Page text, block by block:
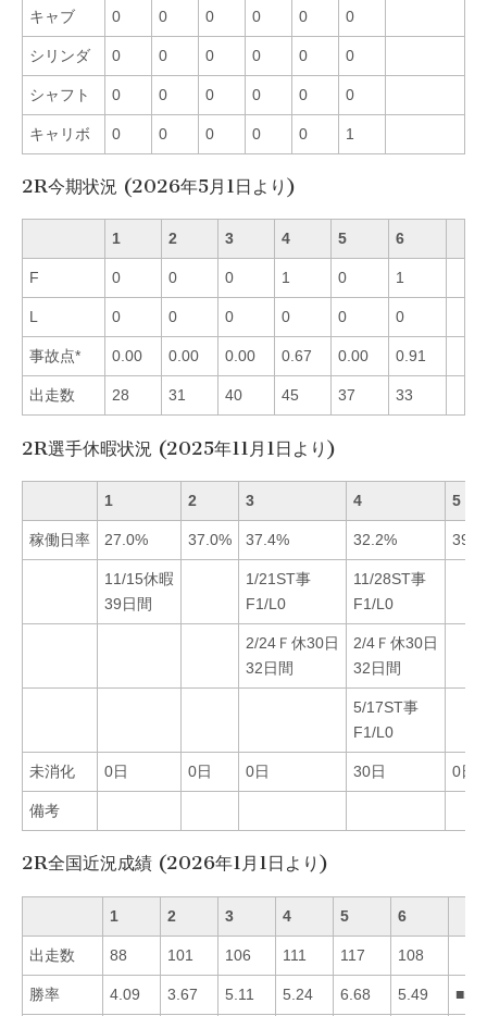
キャブ 0 0 0 0 0 0
シリンダ 0 0 0 0 0 0
シャフト 0 0 0 0 0 0
キャリボ 0 0 0 0 0 1
2R今期状況 (2026年5月1日より)
1 2 3 4 5 6
F 0 0 0 1 0 1
L 0 0 0 0 0 0
事故点* 0.00 0.00 0.00 0.67 0.00 0.91
出走数 28 31 40 45 37 33
2R選手休暇状況 (2025年11月1日より)
1 2 3 4 5
稼働日率 27.0% 37.0% 37.4% 32.2%
11/15休暇
39日間
1/21ST事
F1/L0
11/28ST事
F1/L0
2/24Ｆ休30日
32日間
2/4Ｆ休30日
32日間
5/17ST事
F1/L0
未消化 0日 0日 0日 30日 0日
備考
2R全国近況成績 (2026年1月1日より)
1 2 3 4 5 6
出走数 88 101 106 111 117 108
勝率 4.09 3.67 5.11 5.24 6.68 5.49